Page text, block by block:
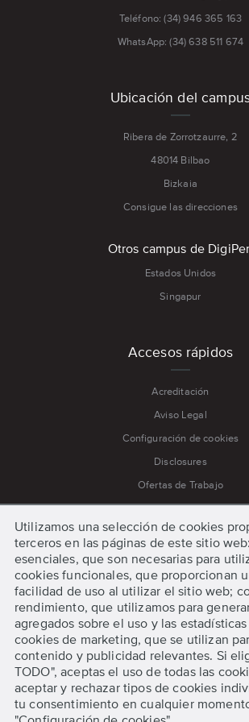
Teléfono: (34) 946 365 163
WhatsApp: (34) 638 511 674
Ubicación del
Ribera de Zorrotzaurre, 2
48014 Bilbao
Bizkaia
Consigue las direcciones
Otros campus de
Estados Unidos
Singapur
Accesos rápidos
Acreditación
Aviso Legal
Configuración de cookies
Disclosures
Ofertas de Trabajo
Política de cookies
Política de privacidad
Prensa
Procedimiento para Quejas y
Procedimientos de Emergencia
Términos y condiciones
Comenzar
Utilizamos una selección de cookies
terceros en las páginas de este sitio
esenciales, que son necesarias para
cookies funcionales, que proporcionan
facilidad de uso al utilizar el sitio web;
rendimiento, que utilizamos para
agregados sobre el uso y las
cookies de marketing, que se utilizan
contenido y publicidad relevantes. Si
TODO", aceptas el uso de todas las
aceptar y rechazar tipos de cookies
tu consentimiento en cualquier